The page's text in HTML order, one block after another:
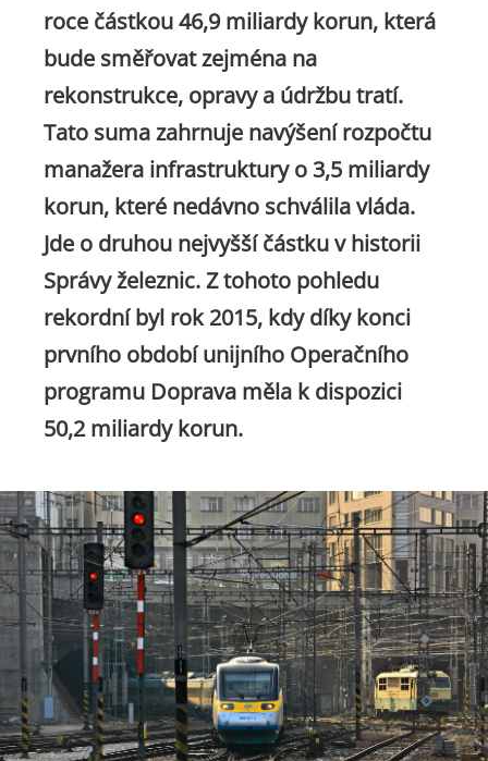
roce částkou 46,9 miliardy korun, která
bude směřovat zejména na
rekonstrukce, opravy a údržbu tratí.
Tato suma zahrnuje navýšení rozpočtu
manažera infrastruktury o 3,5 miliardy
korun, které nedávno schválila vláda.
Jde o druhou nejvyšší částku v historii
Správy železnic. Z tohoto pohledu
rekordní byl rok 2015, kdy díky konci
prvního období unijního Operačního
programu Doprava měla k dispozici
50,2 miliardy korun.